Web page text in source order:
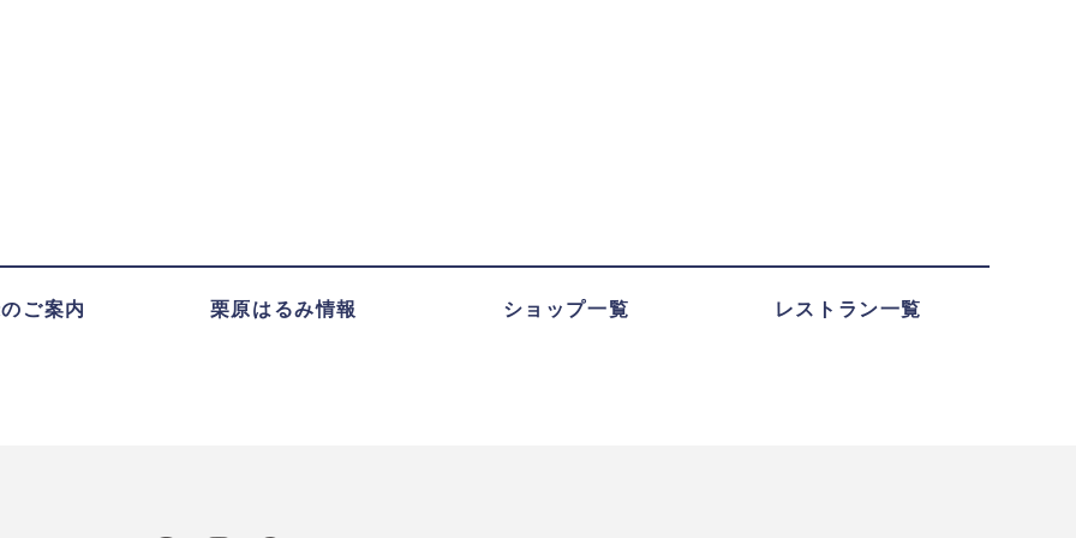
ご案内 栗原はるみ情報 ショップ一覧 レストラン一覧